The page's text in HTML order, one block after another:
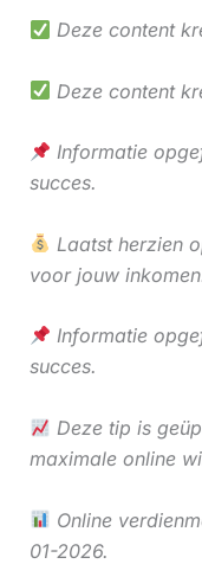
Deze content
Deze content
Informatie
succes.
Laatst herzien
voor jouw
Informatie
succes.
Deze tip is
maximale online
Online
01-2026.